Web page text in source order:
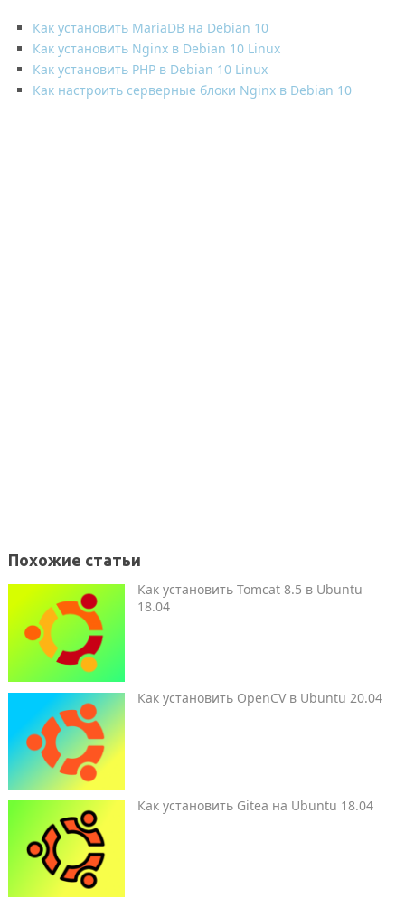
Как установить MariaDB на Debian 10
Как установить Nginx в Debian 10 Linux
Как установить PHP в Debian 10 Linux
Как настроить серверные блоки Nginx в Debian 10
Похожие статьи
Как установить Tomcat 8.5 в Ubuntu
18.04
Как установить OpenCV в Ubuntu 20.04
Как установить Gitea на Ubuntu 18.04